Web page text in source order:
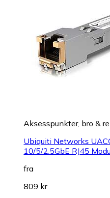
Aksesspunkter, bro &
Ubiquiti Networks
10/5/2.5GbE RJ45
fra
809 kr